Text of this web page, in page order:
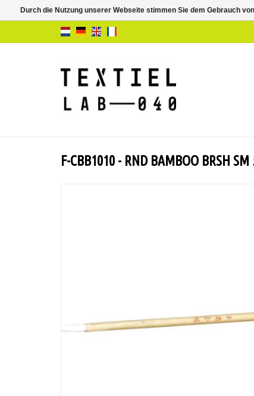
F-CBB1010 - RND BAMBOO BRSH
Durch die Nutzung unserer Webseite stimmen Sie dem Gebrauch